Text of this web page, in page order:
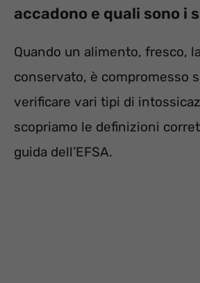
accadono e quali sono i
Quando un alimento, fresco,
conservato, è compromesso
verificare vari tipi di
scopriamo le definizioni
guida dell’EFSA.